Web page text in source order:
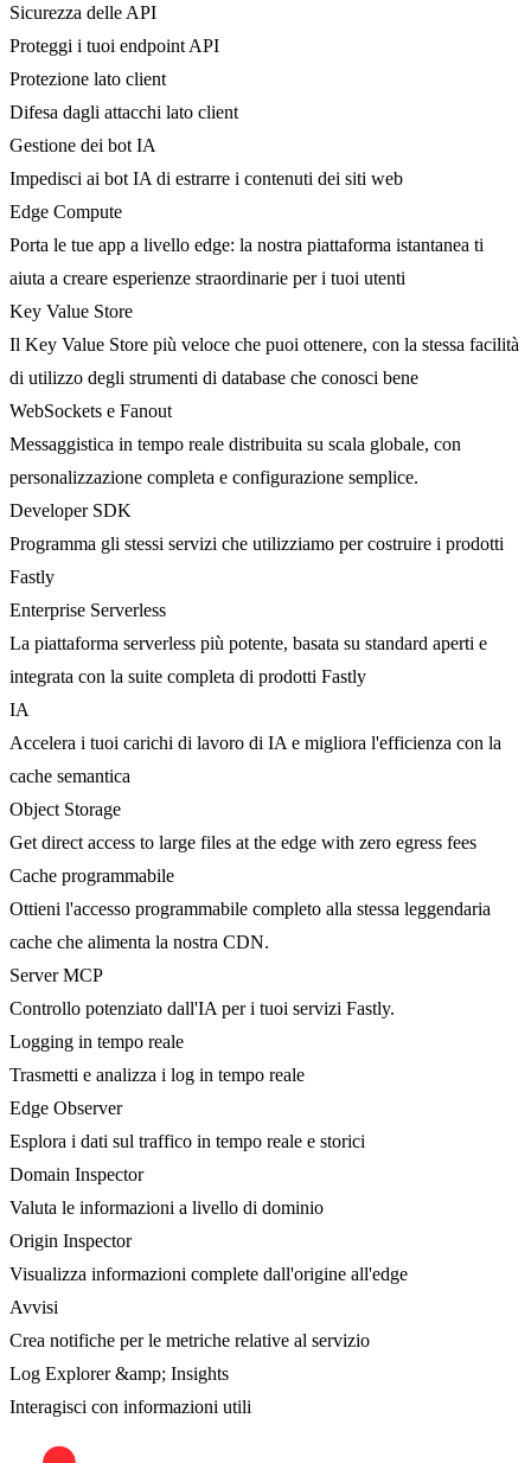
Sicurezza delle API
Proteggi i tuoi endpoint API
Protezione lato client
Difesa dagli attacchi lato client
Gestione dei bot IA
Impedisci ai bot IA di estrarre i contenuti dei siti web
Edge Compute
Porta le tue app a livello edge: la nostra piattaforma istantanea ti
aiuta a creare esperienze straordinarie per i tuoi utenti
Key Value Store
Il Key Value Store più veloce che puoi ottenere, con la stessa facilità
di utilizzo degli strumenti di database che conosci bene
WebSockets e Fanout
Messaggistica in tempo reale distribuita su scala globale, con
personalizzazione completa e configurazione semplice.
Developer SDK
Programma gli stessi servizi che utilizziamo per costruire i prodotti
Fastly
Enterprise Serverless
La piattaforma serverless più potente, basata su standard aperti e
integrata con la suite completa di prodotti Fastly
IA
Accelera i tuoi carichi di lavoro di IA e migliora l'efficienza con la
cache semantica
Object Storage
Get direct access to large files at the edge with zero egress fees
Cache programmabile
Ottieni l'accesso programmabile completo alla stessa leggendaria
cache che alimenta la nostra CDN.
Server MCP
Controllo potenziato dall'IA per i tuoi servizi Fastly.
Logging in tempo reale
Trasmetti e analizza i log in tempo reale
Edge Observer
Esplora i dati sul traffico in tempo reale e storici
Domain Inspector
Valuta le informazioni a livello di dominio
Origin Inspector
Visualizza informazioni complete dall'origine all'edge
Avvisi
Crea notifiche per le metriche relative al servizio
Log Explorer &amp; Insights
Interagisci con informazioni utili